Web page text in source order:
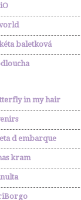
baletková
in my hair
d embarque
kram